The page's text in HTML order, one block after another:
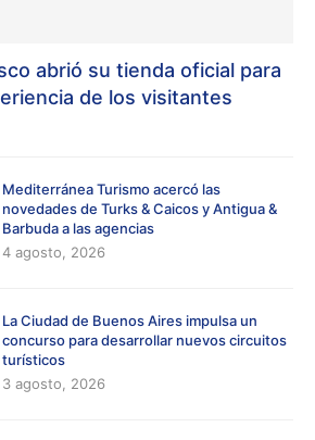
abrió su tienda oficial para
de los visitantes
Mediterránea Turismo acercó las
novedades de Turks & Caicos y Antigua &
Barbuda a las agencias
4 agosto, 2026
La Ciudad de Buenos Aires impulsa un
concurso para desarrollar nuevos circuitos
turísticos
3 agosto, 2026